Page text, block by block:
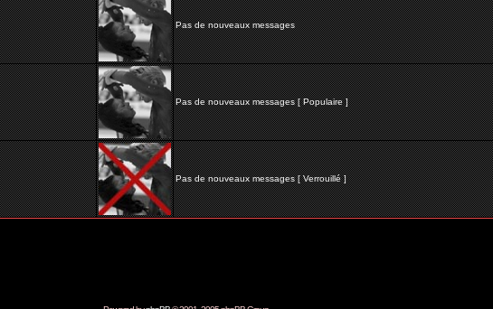
Pas de nouveaux messages
Pas de nouveaux messages [ Populaire ]
Pas de nouveaux messages [ Verrouillé ]